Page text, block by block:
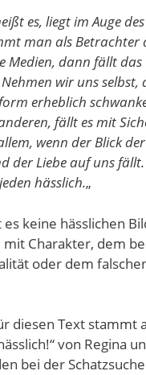
es, liegt im Auge des
man als Betrachter
Medien, dann fällt das
wir uns
erheblich
fällt es mit
wenn der Blick der
der Liebe auf uns fällt.
hässlich.„
es keine hässlichen
mit Charakter, dem
oder dem
diesen Text stammt
von Regina
bei der